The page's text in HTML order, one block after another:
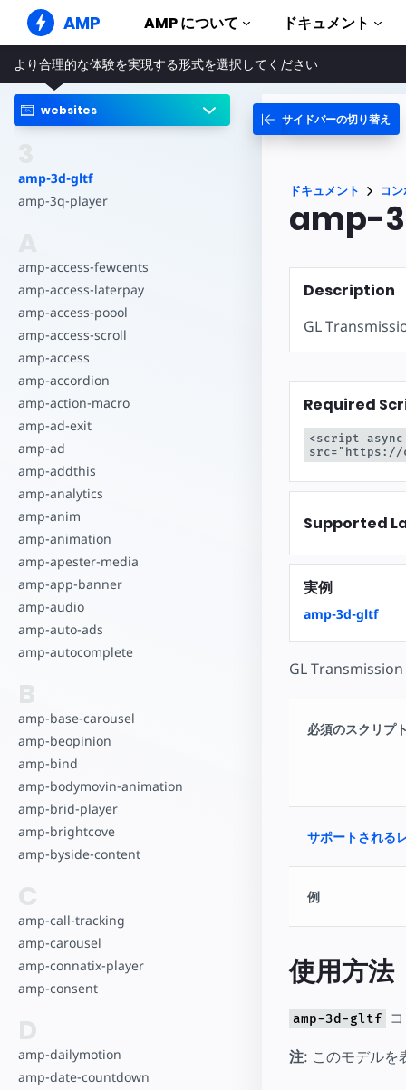
AMP AMP について
AMP ウェブサイト
完璧なウェブ体験をもたらします
Web Stories
誰もが気軽に楽しめるストーリー
超高速なウェブ広告
ドキュメント
ガイドとチ
AMP を使い
AMP ライ
実例
Hands-on
無料の AMP
テンプレー
より合理的な体験を実現する形式を選択してください
websites
amp-3d-gltf
amp-3q-player
amp-access-fewcents
amp-access-laterpay
amp-access-poool
amp-access-scroll
amp-access
amp-accordion
amp-action-macro
amp-ad-exit
amp-ad
amp-addthis
amp-analytics
amp-anim
amp-animation
amp-apester-media
amp-app-banner
amp-audio
amp-auto-ads
amp-autocomplete
B
amp-base-carousel
amp-beopinion
amp-bind
amp-bodymovin-animation
amp-brid-player
amp-brightcove
amp-byside-content
C
amp-call-tracking
amp-carousel
amp-connatix-player
amp-consent
D
amp-dailymotion
amp-date-countdown
サイドバーの切り替え
ドキュメント コ
amp-
Description
GL
Required
<script async
src="https://
Supported
実例
amp-3d-gltf
GL Transmission
必須のスクリプト
サポートされる
例
使用方法
amp-3d-gltf
注: このモデルを